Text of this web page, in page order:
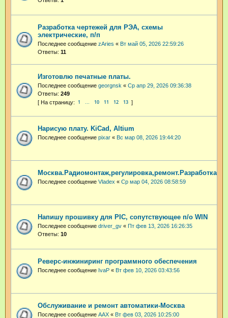
Разработка чертежей для РЭА, схемы
электрические, п/п
Последнее сообщение zAries « Вт май 05, 2026 22:59:26
Ответы: 11
Изготовлю печатные платы.
Последнее сообщение georgnsk « Ср апр 29, 2026 09:36:38
Ответы: 249
1 … 10 11 12 13
Нарисую плату. KiCad, Altium
Последнее сообщение pixar « Вс мар 08, 2026 19:44:20
Последнее сообщение Vladex « Ср мар 04, 2026 08:58:59
Напишу прошивку для PIC, сопутствующее п/о WIN
Последнее сообщение driver_gv « Пт фев 13, 2026 16:26:35
Ответы: 10
Реверс-инжиниринг программного обеспечения
Последнее сообщение IvaP « Вт фев 10, 2026 03:43:56
Обслуживание и ремонт автоматики-Москва
Последнее сообщение AAX « Вт фев 03, 2026 10:25:00